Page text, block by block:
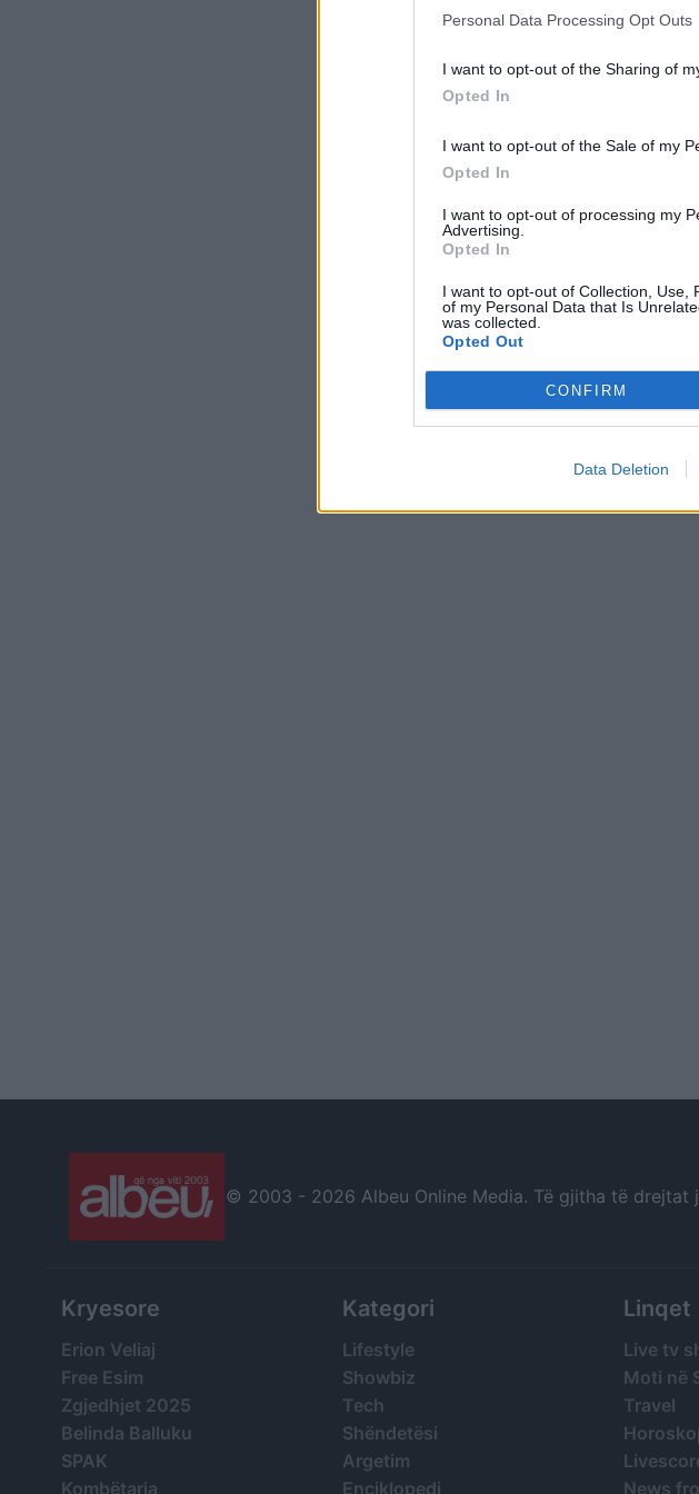
Personal Data Processing Opt Outs
I want to opt-out of the Sharing of
Opted In
I want to opt-out of the Sale of my
Opted In
I want to opt-out of processing my
Advertising.
Opted In
I want to opt-out of Collection, Use,
of my Personal Data that Is
was collected.
Opted Out
CONFIRM
Data Deletion
© 2003 - 2026 Albeu Online Media. Të gjitha të drejtat
Kryesore
Erion Veliaj
Free Esim
Zgjedhjet 2025
Belinda Balluku
SPAK
Kombëtarja
Kategori
Lifestyle
Showbiz
Tech
Shëndetësi
Argetim
Enciklopedi
Linqet
Live tv
Moti në
Travel
News